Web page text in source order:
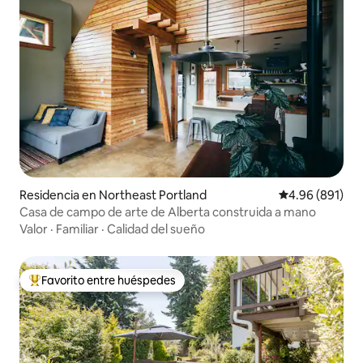
Residencia en Northeast Portland Calificación
4.96 (891)
Casa de campo de arte de Alberta construida a mano
Valor · Familiar · Calidad del sueño
De los mejores en Favorito entre huéspedes
Favorito entre huéspedes